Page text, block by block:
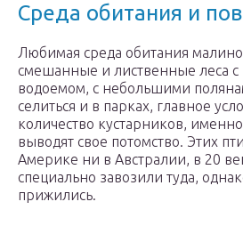
Среда обитания и
Любимая среда обитания
смешанные и лиственные леса с
водоемом, с небольшими
селиться и в парках, главное
количество кустарников,
выводят свое потомство. Этих
Америке ни в Австралии, в 20
специально завозили туда,
прижились.